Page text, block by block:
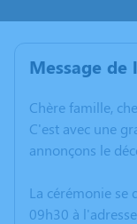
Message
Chère famille,
C'est avec une
annonçons le
La cérémonie
09h30 à